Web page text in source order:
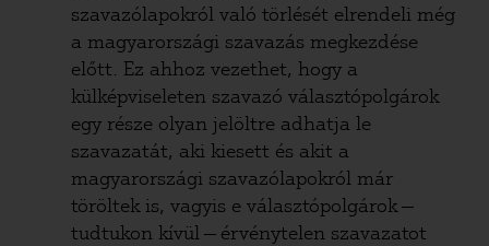
szavazólapokról való törlését elrendeli még
a magyarországi szavazás megkezdése
előtt. Ez ahhoz vezethet, hogy a
külképviseleten szavazó választópolgárok
egy része olyan jelöltre adhatja le
szavazatát, aki kiesett és akit a
magyarországi szavazólapokról már
töröltek is, vagyis e választópolgárok —
tudtukon kívül — érvénytelen szavazatot